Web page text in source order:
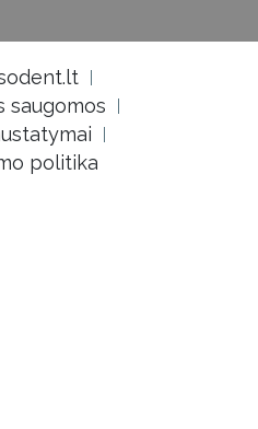
saugomos
politika